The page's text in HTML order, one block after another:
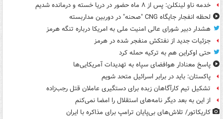
خدمه ناو لینکلن: پس از ۸ ماه حضور در دریا خسته و درمانده‌ شدیم
لحظه انفجار جایگاه CNG "صحنه" در دوربین مداربسته
هشدار دبیر شورای عالی امنیت ملی به امریکا درباره تنگه هرمز
جزئیات جدید از نفتکش منفجر شده در هرمز
حتی اوکراین هم به ترکیه حمله کرد
پاسخ معنادار هوافضای سپاه به تهدیدات آمریکایی‌ها
پاکستان: باید در برابر اسرائیل متحد شویم
تشکیل تیم کارآگاهان زبده برای دستگیری عاملان قتل رجب‌زاده
از این به بعد دیگر نامه‌های استقلال را امضا نمی‌کنم
کاریکاتور/ تلاش‌های بی‌پایان ترامپ برای مذاکره با ایران